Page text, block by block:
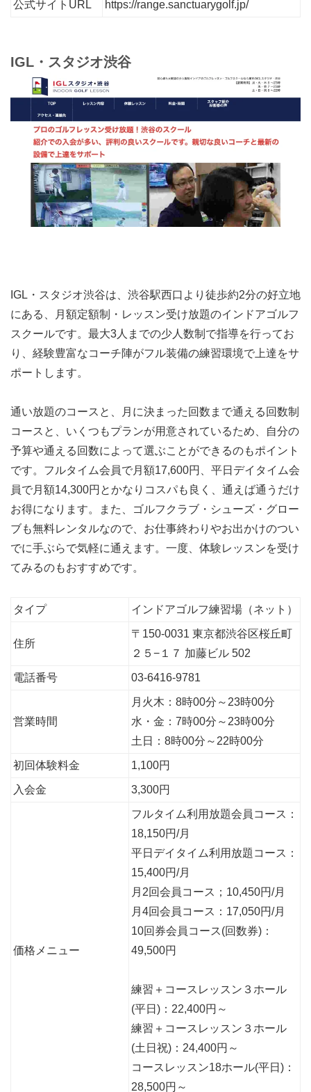
公式サイトURL https://range.sanctuarygolf.jp/
IGL・スタジオ渋谷
IGL・スタジオ渋谷は、渋谷駅西口より徒歩約2分の好立地
にある、月額定額制・レッスン受け放題のインドアゴルフ
スクールです。最大3人までの少人数制で指導を行ってお
り、経験豊富なコーチ陣がフル装備の練習環境で上達をサ
ポートします。
通い放題のコースと、月に決まった回数まで通える回数制
コースと、いくつもプランが用意されているため、自分の
予算や通える回数によって選ぶことができるのもポイント
です。フルタイム会員で月額17,600円、平日デイタイム会
員で月額14,300円とかなりコスパも良く、通えば通うだけ
お得になります。また、ゴルフクラブ・シューズ・グロー
ブも無料レンタルなので、お仕事終わりやお出かけのつい
でに手ぶらで気軽に通えます。一度、体験レッスンを受け
てみるのもおすすめです。
タイプ インドアゴルフ練習場（ネット）
住所
〒150-0031 東京都渋谷区桜丘町
２５−１７ 加藤ビル 502
電話番号 03-6416-9781
営業時間
月火木：8時00分～23時00分
水・金：7時00分～23時00分
土日：8時00分～22時00分
初回体験料金 1,100円
入会金 3,300円
価格メニュー
フルタイム利用放題会員コース：
18,150円/月
平日デイタイム利用放題コース：
15,400円/月
月2回会員コース；10,450円/月
月4回会員コース：17,050円/月
10回券会員コース(回数券)：
49,500円
練習＋コースレッスン３ホール
(平日)：22,400円～
練習＋コースレッスン３ホール
(土日祝)：24,400円～
コースレッスン18ホール(平日)：
28,500円～